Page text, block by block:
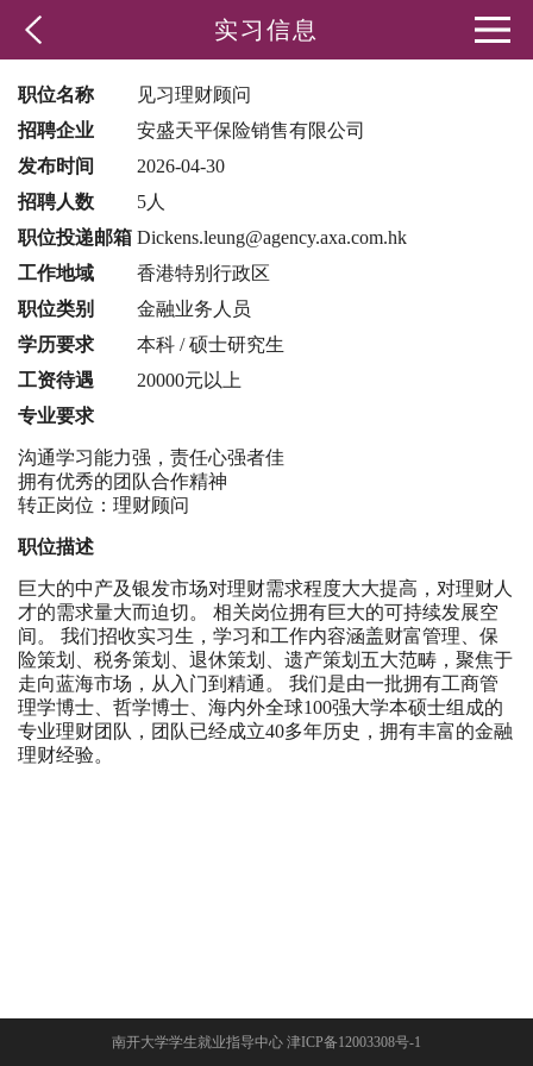
实习信息
职位名称
见习理财顾问
招聘企业
安盛天平保险销售有限公司
发布时间
2026-04-30
招聘人数
5人
职位投递邮箱 Dickens.leung@agency.axa.com.hk
工作地域
香港特别行政区
职位类别
金融业务人员
学历要求
本科 / 硕士研究生
工资待遇
20000元以上
专业要求
沟通学习能力强，责任心强者佳
拥有优秀的团队合作精神
转正岗位：理财顾问
职位描述
巨大的中产及银发市场对理财需求程度大大提高，对理财人
才的需求量大而迫切。 相关岗位拥有巨大的可持续发展空
间。 我们招收实习生，学习和工作内容涵盖财富管理、保
险策划、税务策划、退休策划、遗产策划五大范畴，聚焦于
走向蓝海市场，从入门到精通。 我们是由一批拥有工商管
理学博士、哲学博士、海内外全球100强大学本硕士组成的
专业理财团队，团队已经成立40多年历史，拥有丰富的金融
理财经验。
南开大学学生就业指导中心 津ICP备12003308号-1